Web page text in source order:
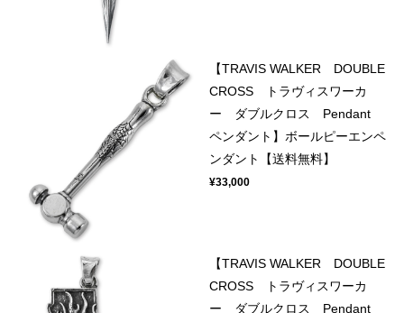
【TRAVIS WALKER DOUBLE
CROSS トラヴィスワーカ
ー ダブルクロス Pendant
ペンダント】ボールピーエンペ
ンダント【送料無料】
¥33,000
【TRAVIS WALKER DOUBLE
CROSS トラヴィスワーカ
ー ダブルクロス Pendant